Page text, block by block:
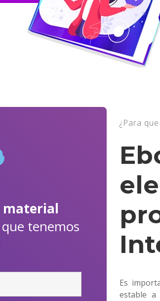
material
que tenemos
¿Para
Es
estable a